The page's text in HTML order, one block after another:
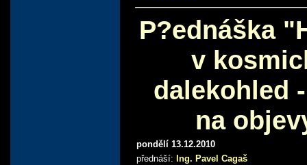
P?ednáška
v
dalekohled
na
pondělí 13.12.2010
přednáší: Ing. Pavel Cagaš